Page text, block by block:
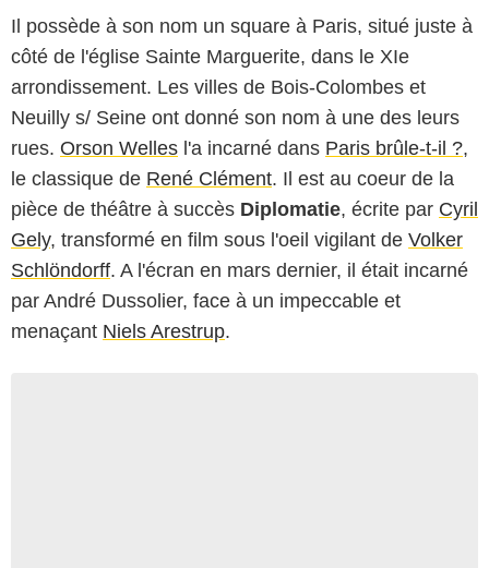
Il possède à son nom un square à Paris, situé juste à
côté de l'église Sainte Marguerite, dans le XIe
arrondissement. Les villes de Bois-Colombes et
Neuilly s/ Seine ont donné son nom à une des leurs
rues. Orson Welles l'a incarné dans Paris brûle-t-il ?,
le classique de René Clément. Il est au coeur de la
pièce de théâtre à succès Diplomatie, écrite par Cyril
Gely, transformé en film sous l'oeil vigilant de Volker
Schlöndorff. A l'écran en mars dernier, il était incarné
par André Dussolier, face à un impeccable et
menaçant Niels Arestrup.